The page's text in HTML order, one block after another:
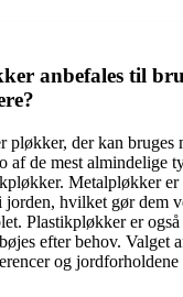
anbefales til
pløkker, der kan bruges
af de mest almindelige
Metalpløkker er
jorden, hvilket gør dem
Plastikpløkker er
efter behov. Valget
og